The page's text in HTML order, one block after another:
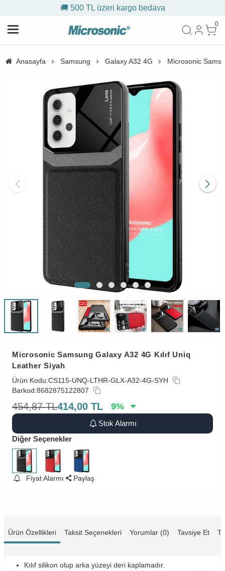
🚚 500 TL üzeri kargo bedava
0
Anasayfa Samsung Galaxy A32 4G Microsonic
Microsonic Samsung Galaxy A32 4G Kılıf Uniq
Leather Siyah
Ürün Kodu:CS115-UNQ-LTHR-GLX-A32-4G-SYH
Barkod:8682875122807
454,87 TL414,00 TL 9%
Stok Alarmı
Diğer Seçenekler
Fiyat Alarmı Paylaş
Ürün Özellikleri Taksit Seçenekleri Yorumlar (0) Tavsiye Et
Kılıf silikon olup arka yüzeyi deri kaplamadır.